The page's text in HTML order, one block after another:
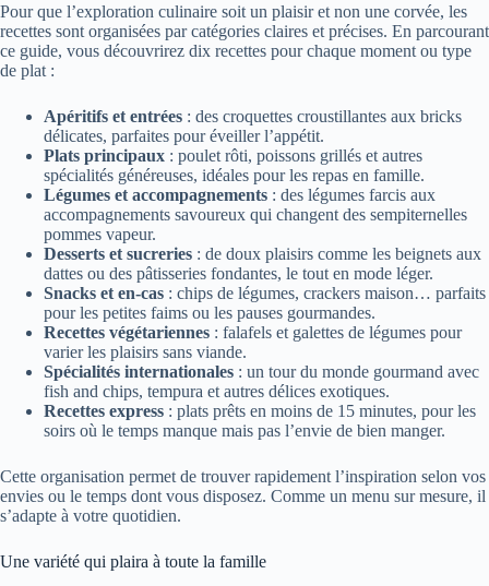
Pour que l’exploration culinaire soit un plaisir et non une corvée, les
recettes sont organisées par catégories claires et précises. En parcourant
ce guide, vous découvrirez dix recettes pour chaque moment ou type
de plat :
Apéritifs et entrées : des croquettes croustillantes aux bricks
délicates, parfaites pour éveiller l’appétit.
Plats principaux : poulet rôti, poissons grillés et autres
spécialités généreuses, idéales pour les repas en famille.
Légumes et accompagnements : des légumes farcis aux
accompagnements savoureux qui changent des sempiternelles
pommes vapeur.
Desserts et sucreries : de doux plaisirs comme les beignets aux
dattes ou des pâtisseries fondantes, le tout en mode léger.
Snacks et en-cas : chips de légumes, crackers maison… parfaits
pour les petites faims ou les pauses gourmandes.
Recettes végétariennes : falafels et galettes de légumes pour
varier les plaisirs sans viande.
Spécialités internationales : un tour du monde gourmand avec
fish and chips, tempura et autres délices exotiques.
Recettes express : plats prêts en moins de 15 minutes, pour les
soirs où le temps manque mais pas l’envie de bien manger.
Cette organisation permet de trouver rapidement l’inspiration selon vos
envies ou le temps dont vous disposez. Comme un menu sur mesure, il
s’adapte à votre quotidien.
Une variété qui plaira à toute la famille